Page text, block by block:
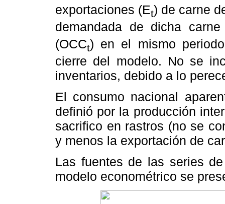
exportaciones (Et) de carne
demandada de dicha carne
(OCCt) en el mismo
cierre del modelo. No se
inventarios, debido a lo
El consumo nacional
definió por la producción
sacrifico en rastros (no se
y menos la exportación de
Las fuentes de las series
modelo econométrico se